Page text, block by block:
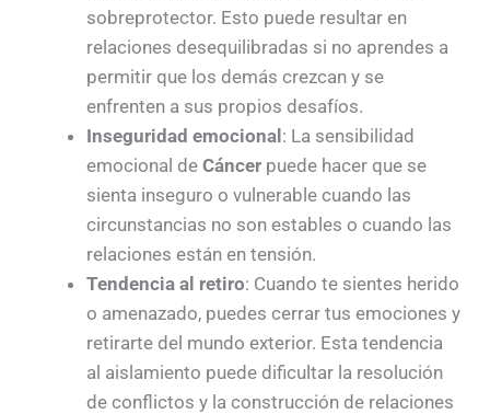
sobreprotector. Esto puede resultar en
relaciones desequilibradas si no aprendes a
permitir que los demás crezcan y se
enfrenten a sus propios desafíos.
Inseguridad emocional: La sensibilidad
emocional de Cáncerpuede hacer que se
sienta inseguro o vulnerable cuando las
circunstancias no son estables o cuando las
relaciones están en tensión.
Tendencia al retiro: Cuando te sientes herido
o amenazado, puedes cerrar tus emociones y
retirarte del mundo exterior. Esta tendencia
al aislamiento puede dificultar la resolución
de conflictos y la construcción de relaciones